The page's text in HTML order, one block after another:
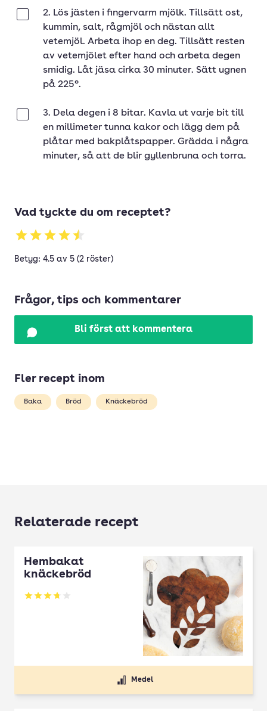
2. Lös jästen i fingervarm mjölk. Tillsätt ost,
kummin, salt, rågmjöl och nästan allt
vetemjöl. Arbeta ihop en deg. Tillsätt resten
av vetemjölet efter hand och arbeta degen
smidig. Låt jäsa cirka 30 minuter. Sätt ugnen
på 225°.
3. Dela degen i 8 bitar. Kavla ut varje bit till
en millimeter tunna kakor och lägg dem på
plåtar med bakplåtspapper. Grädda i några
minuter, så att de blir gyllenbruna och torra.
Vad tyckte du om receptet?
Betyg: 4.5 av 5 (2 röster)
Frågor, tips och kommentarer
Bli först att kommentera
Fler recept inom
Baka Bröd Knäckebröd
Relaterade recept
Hembakat
knäckebröd
Betyg: 3.76 av 5
Medel